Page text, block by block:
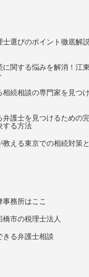
士選びのポイント徹底解
に関する悩みを解消！江
続相談の専門家を見つ
弁護士を見つけるための
する方法
える東京での相続対策
務所はここ
市の税理士法人
きる弁護士相談